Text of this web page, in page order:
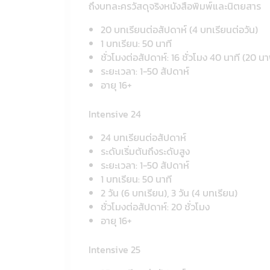
ถึงบทละครวัสดุจริงหนังสือพิมพ์และนิตยสาร
20 บทเรียนต่อสัปดาห์ (4 บทเรียนต่อวัน)
1 บทเรียน: 50 นาที
ชั่วโมงต่อสัปดาห์: 16 ชั่วโมง 40 นาที (20
ระยะเวลา: 1-50 สัปดาห์
อายุ 16+
Intensive 24
24 บทเรียนต่อสัปดาห์
ระดับเริ่มต้นถึงระดับสูง
ระยะเวลา: 1-50 สัปดาห์
1 บทเรียน: 50 นาที
2 วัน (6 บทเรียน), 3 วัน (4 บทเรียน)
ชั่วโมงต่อสัปดาห์: 20 ชั่วโมง
อายุ 16+
Intensive 25